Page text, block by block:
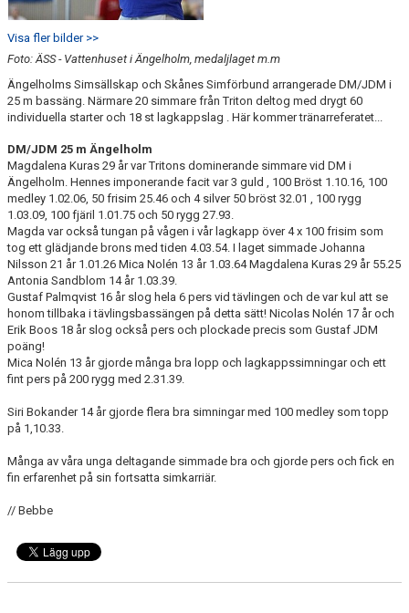
Visa fler bilder >>
Foto: ÄSS - Vattenhuset i Ängelholm, medaljlaget m.m
Ängelholms Simsällskap och Skånes Simförbund arrangerade DM/JDM i
25 m bassäng. Närmare 20 simmare från Triton deltog med drygt 60
individuella starter och 18 st lagkappslag . Här kommer tränarreferatet...
DM/JDM 25 m Ängelholm
Magdalena Kuras 29 år var Tritons dominerande simmare vid DM i
Ängelholm. Hennes imponerande facit var 3 guld , 100 Bröst 1.10.16, 100
medley 1.02.06, 50 frisim 25.46 och 4 silver 50 bröst 32.01 , 100 rygg
1.03.09, 100 fjäril 1.01.75 och 50 rygg 27.93.
Magda var också tungan på vågen i vår lagkapp över 4 x 100 frisim som
tog ett glädjande brons med tiden 4.03.54. I laget simmade Johanna
Nilsson 21 år 1.01.26 Mica Nolén 13 år 1.03.64 Magdalena Kuras 29 år 55.25
Antonia Sandblom 14 år 1.03.39.
Gustaf Palmqvist 16 år slog hela 6 pers vid tävlingen och de var kul att se
honom tillbaka i tävlingsbassängen på detta sätt! Nicolas Nolén 17 år och
Erik Boos 18 år slog också pers och plockade precis som Gustaf JDM
poäng!
Mica Nolén 13 år gjorde många bra lopp och lagkappssimningar och ett
fint pers på 200 rygg med 2.31.39.
Siri Bokander 14 år gjorde flera bra simningar med 100 medley som topp
på 1,10.33.
Många av våra unga deltagande simmade bra och gjorde pers och fick en
fin erfarenhet på sin fortsatta simkarriär.
// Bebbe